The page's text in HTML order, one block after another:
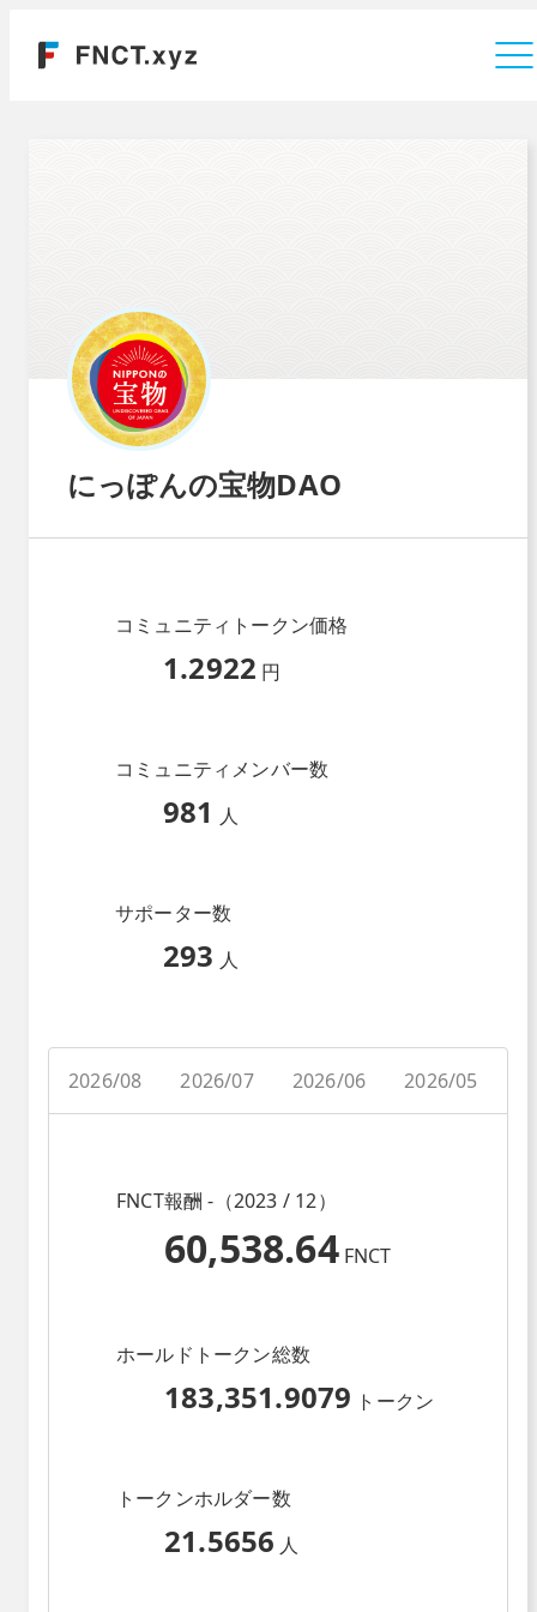
にっぽんの宝物DAO
コミュニティトークン価格
1.2922 円
コミュニティメンバー数
981 人
サポーター数
293 人
2026/08 2026/07 2026/06 2026/05
FNCT報酬 -（2023 / 12）
60,538.64 FNCT
ホールドトークン総数
183,351.9079 トークン
トークンホルダー数
21.5656 人